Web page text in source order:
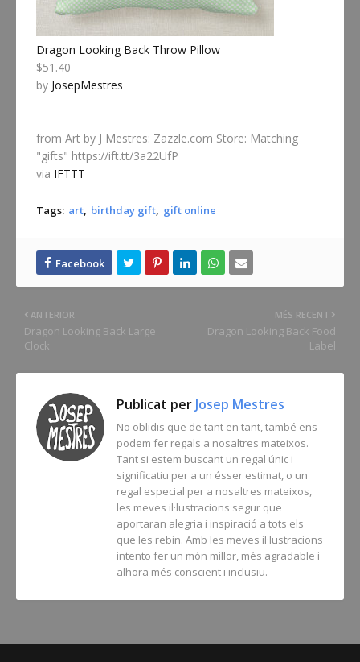
Dragon Looking Back Throw Pillow
$51.40
by JosepMestres
from Art by J Mestres: Zazzle.com Store: Matching
"gifts" https://ift.tt/3a22UfP
via IFTTT
Tags: art birthday gift gift online
MÉS RECENT
Dragon Looking Back Food
Label
ANTERIOR
Dragon Looking Back Large
Clock
Publicat per Josep Mestres
No oblidis que de tant en tant, també ens
podem fer regals a nosaltres mateixos.
Tant si estem buscant un regal únic i
significatiu per a un ésser estimat, o un
regal especial per a nosaltres mateixos,
les meves il·lustracions segur que
aportaran alegria i inspiració a tots els
que les rebin. Amb les meves il·lustracions
intento fer un món millor, més agradable i
alhora més conscient i inclusiu.